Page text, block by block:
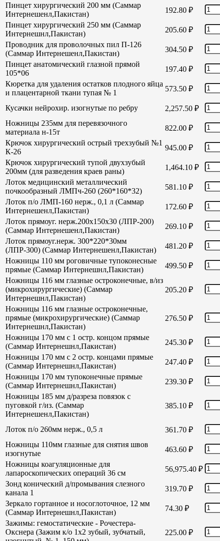
Пинцет хирургический 200 мм (Саммар
Интернешенл,Пакистан)
192.80 ₽
Пинцет хирургический 250 мм (Саммар
Интернешнл,Пакистан)
205.60 ₽
Проводник для проволочных пил П-126
(Саммар Интернешенл,Пакистан)
304.50 ₽
Пинцет анатомический глазной прямой
105*06
197.40 ₽
Кюретка для удаления остатков плодного яйца
и плацентарной ткани тупая № 1
573.50 ₽
Кусачки нейрохир. изогнутые по ребру 2,257.50 ₽
Ножницы 235мм для перевязочного
материала н-15т
822.00 ₽
Крючок хирургический острый трехзубый №1
К-26
945.00 ₽
Крючок хирургический тупой двухзубый
200мм (для разведения краев раны)
1,464.10 ₽
Лоток медицинский металлический
почкообразный ЛМПч-260 (260*160*32)
581.10 ₽
Лоток п/о ЛМП-160 нерж., 0,1 л (Саммар
Интернешенл,Пакистан)
172.60 ₽
Лоток прямоуг. нерж.200х150х30 (ЛПР-200)
(Саммар Интернешенл,Пакистан)
269.10 ₽
Лоток прямоуг.нерж. 300*220*30мм
(ЛПР-300) (Саммар Интернешенл,Пакистан)
481.20 ₽
Ножницы 110 мм роговичные тупоконесные
прямые (Саммар Интернешнл,Пакистан)
499.50 ₽
Ножницы 116 мм глазные остроконечные, в/из
(микрохирургические) (Саммар
Интернешнл,Пакистан)
205.20 ₽
Ножницы 116 мм глазные остроконечные,
прямые (микрохирургические) (Саммар
Интернешнл,Пакистан)
276.50 ₽
Ножницы 170 мм с 1 остр. концом прямые
(Саммар Интернешнл,Пакистан)
245.30 ₽
Ножницы 170 мм с 2 остр. концами прямые
(Саммар Интернешнл,Пакистан)
247.40 ₽
Ножницы 170 мм тупоконечные прямые
(Саммар Интернешнл,Пакистан)
239.30 ₽
Ножницы 185 мм д/разреза повязок с
пуговкой г/из. (Саммар
Интернешенл,Пакистан)
385.10 ₽
Лоток п/о 260мм нерж., 0,5 л 361.70 ₽
Ножницы 110мм глазные для снятия швов
изогнутые
463.60 ₽
Ножницы коагуляционные для
лапароскопических операций 36 см
56,975.40 ₽
Зонд конический д/промывания слезного
канала 1
319.70 ₽
Зеркало гортанное и носоглоточное, 12 мм
(Саммар Интернешнл,Пакистан)
74.30 ₽
Зажимы: гемостатические - Рочестера-
Окснера (Зажим к/о 1х2 зубый, зубчатый,
225.00 ₽